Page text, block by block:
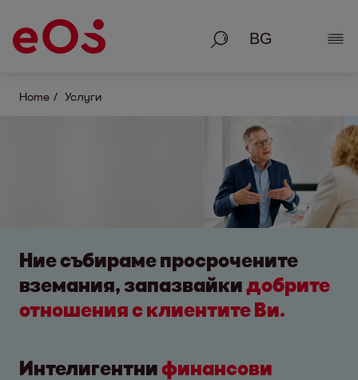
Търсене
Home Услуги
Ние събираме просрочените
вземания, запазвайкидобрите
отношения с клиентите Ви.
Интелигентнифинансови